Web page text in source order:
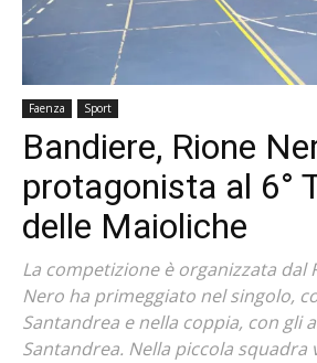
Faenza Sport
Bandiere, Rione
protagonista al 6°
delle Maioliche
La competizione è organizzata dal
Nero ha primeggiato nel singolo,
Santandrea e nella coppia, con gli
Santandrea. Nella piccola squadra